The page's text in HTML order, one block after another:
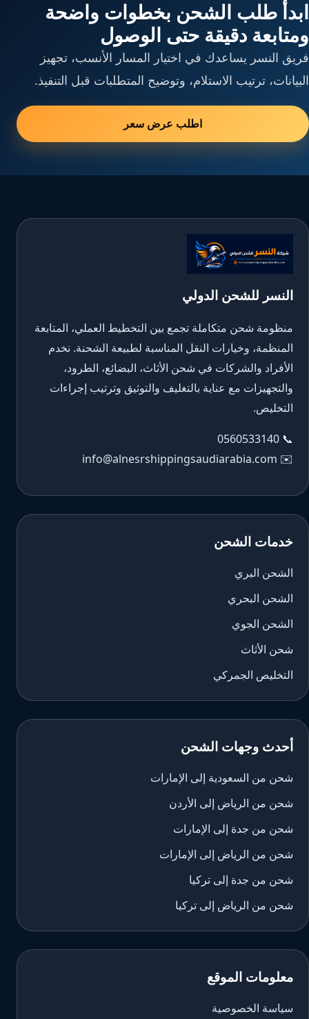
ابدأ طلب الشحن بخطوات واضحة
ومتابعة دقيقة حتى الوصول
فريق النسر يساعدك في اختيار المسار الأنسب، تجهيز
البيانات، ترتيب الاستلام، وتوضيح المتطلبات قبل التنفيذ.
اطلب عرض سعر
النسر للشحن الدولي
منظومة شحن متكاملة تجمع بين التخطيط العملي، المتابعة
المنظمة، وخيارات النقل المناسبة لطبيعة الشحنة. نخدم
الأفراد والشركات في شحن الأثاث، البضائع، الطرود،
والتجهيزات مع عناية بالتغليف والتوثيق وترتيب إجراءات
التخليص.
📞
0560533140
✉️
info@alnesrshippingsaudiarabia.com
خدمات الشحن
الشحن البري
الشحن البحري
الشحن الجوي
شحن الأثاث
التخليص الجمركي
أحدث وجهات الشحن
شحن من السعودية إلى الإمارات
شحن من الرياض إلى الأردن
شحن من جدة إلى الإمارات
شحن من الرياض إلى الإمارات
شحن من جدة إلى تركيا
شحن من الرياض إلى تركيا
معلومات الموقع
سياسة الخصوصية